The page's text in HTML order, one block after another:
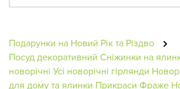
Подарунки на Новий Рік та Різдво
Посуд декоративний Сніжинки на
новорічні Усі новорічні гірлянди
для дому та ялинки Прикраси Фраже